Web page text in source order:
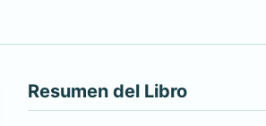
Resumen del Libro